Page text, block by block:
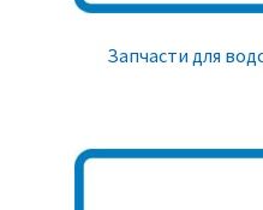
Запчасти для